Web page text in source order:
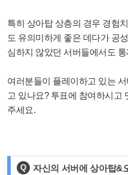
특히 상아탑 상층의 경우 경험
도 유의미하게 좋은 데다가 공
심하지 않았던 서버들에서도
여러분들이 플레이하고 있는
고 있나요? 투표에 참여하시고
주세요.
Q
제
자신의 서버에 상아탑&